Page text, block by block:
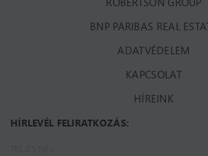
BNP PARIBAS REAL
ADATVÉDELEM
KAPCSOLAT
HÍREINK
HÍRLEVÉL FELIRATKOZÁS: